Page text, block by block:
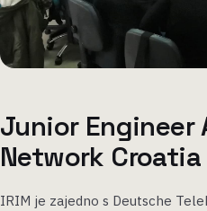
Junior Engineer
Network Croatia
IRIM je zajedno s Deutsche